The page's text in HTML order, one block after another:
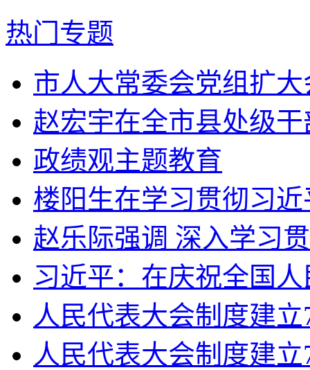
热门专题
市人大常委会党组扩
赵宏宇在全市县处级
政绩观主题教育
楼阳生在学习贯彻习
赵乐际强调 深入学习
习近平：在庆祝全国
人民代表大会制度建
人民代表大会制度建